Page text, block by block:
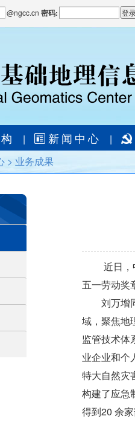
@ngcc.cn 密码:
| 新闻中心
|
> 业务成果
近日
五一劳动奖
刘万增
域，聚焦地
监管技术体
业企业和个
特大自然灾
构建了应急
得到20 余